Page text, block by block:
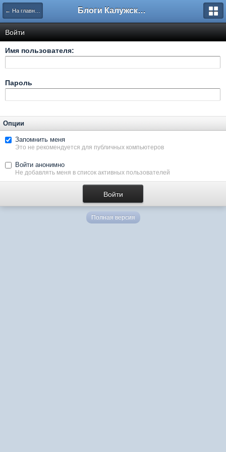
← На главную Блоги Калужского перекрестка
Войти
Имя пользователя:
Пароль
Опции
Запомнить меня
Это не рекомендуется для публичных компьютеров
Войти анонимно
Не добавлять меня в список активных пользователей
Полная версия